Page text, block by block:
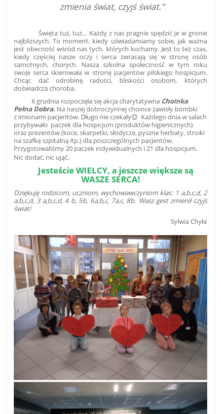
zmienia świat, czyjś świat.”
Święta tuż, tuż… Każdy z nas pragnie spędzić je w gronie
najbliższych. To moment, kiedy uświadamiamy sobie, jak ważna
jest obecność wśród nas tych, których kochamy. Jest to też czas,
kiedy częściej nasze oczy i serca zwracają się w stronę osób
samotnych, chorych. Nasza szkolna społeczność w tym roku
swoje serca skierowała w stronę pacjentów pilskiego hospicjum.
Chcąc dać odrobinę radości, bliskości osobom, których
doświadcza choroba.
6 grudnia rozpoczęła się akcja charytatywna Choinka
Pełna Dobra. Na naszej dobroczynnej choince zawisły bombki
z imionami pacjentów. Długo nie czekały😊 Każdego dnia w salach
przybywało paczek dla hospicjum (produktów higienicznych)
oraz prezentów (koce, skarpetki, słodycze, pyszne herbaty, stroiki
na szafkę szpitalną itp.) dla poszczególnych pacjentów.
Przygotowaliśmy 20 paczek indywidualnych i 21 dla hospicjum.
Nic dodać, nic ująć.
Jesteście WIELCY, a jeszcze większe są
WASZE SERCA!
Dziękuję rodzicom, uczniom, wychowawczyniom klas: 1 a,b,c,d, 2
a,b,c,d, 3 a,b,c,d, 4 b, 5b, 6a,b,c, 7a,c, 8b. Wasz gest zmienił czyjś
świat!
Sylwia Chyła